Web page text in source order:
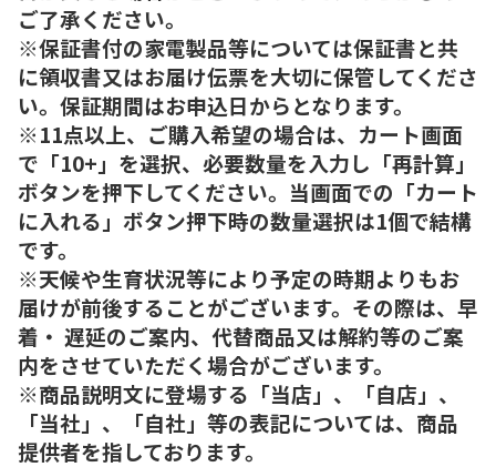
ご了承ください。
※保証書付の家電製品等については保証書と共
に領収書又はお届け伝票を大切に保管してくださ
い。保証期間はお申込日からとなります。
※11点以上、ご購入希望の場合は、カート画面
で「10+」を選択、必要数量を入力し「再計算」
ボタンを押下してください。当画面での「カート
に入れる」ボタン押下時の数量選択は1個で結構
です。
※天候や生育状況等により予定の時期よりもお
届けが前後することがございます。その際は、早
着・ 遅延のご案内、代替商品又は解約等のご案
内をさせていただく場合がございます。
※商品説明文に登場する「当店」、「自店」、
「当社」、「自社」等の表記については、商品
提供者を指しております。